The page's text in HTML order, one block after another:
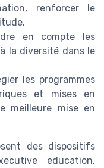
renforcer le
en compte les
la diversité dans le
les programmes
et mises en
meilleure mise en
des dispositifs
education,